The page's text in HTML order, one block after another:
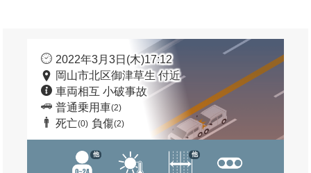
2022年3月3日(木)17:12
岡山市北区御津草生 付近
車両相互 小破事故
普通乗用車(2)
死亡(0) 負傷(2)
他 他